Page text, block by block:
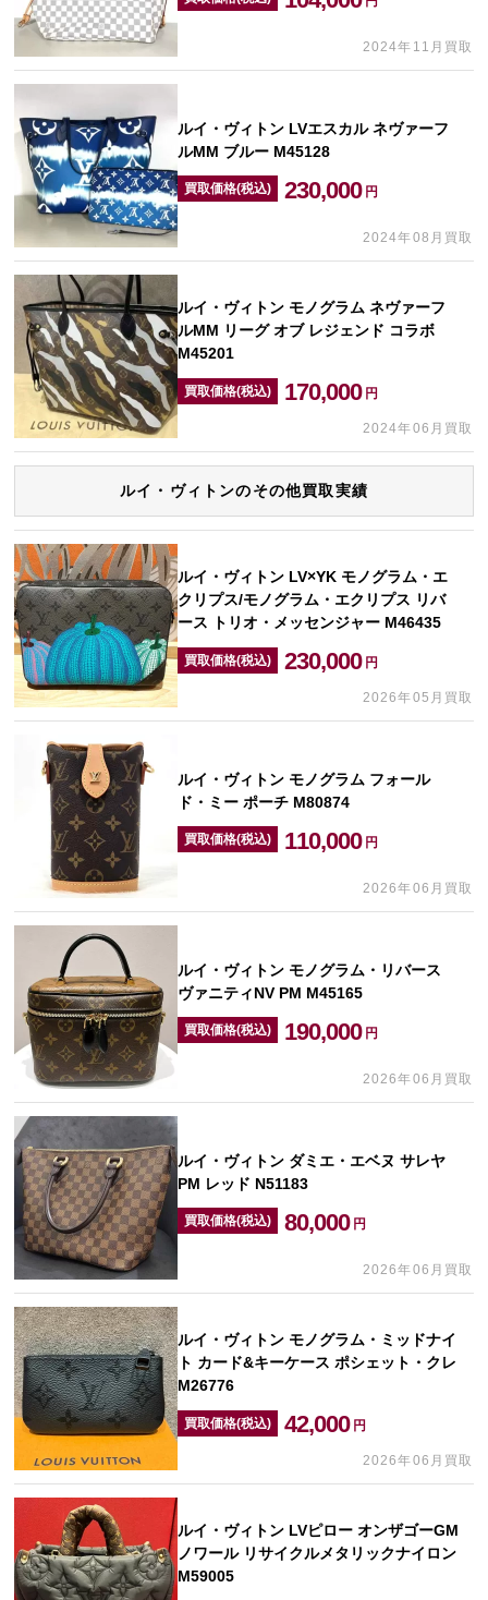
2024年11月買取
ルイ・ヴィトン LVエスカル ネヴァーフ
ルMM ブルー M45128
買取価格(税込) 230,000 円
2024年08月買取
ルイ・ヴィトン モノグラム ネヴァーフ
ルMM リーグ オブ レジェンド コラボ
M45201
買取価格(税込) 170,000 円
2024年06月買取
ルイ・ヴィトンのその他買取実績
ルイ・ヴィトン LV×YK モノグラム・エ
クリプス/モノグラム・エクリプス リバ
ース トリオ・メッセンジャー M46435
買取価格(税込) 230,000 円
2026年05月買取
ルイ・ヴィトン モノグラム フォール
ド・ミー ポーチ M80874
買取価格(税込) 110,000 円
2026年06月買取
ルイ・ヴィトン モノグラム・リバース
ヴァニティNV PM M45165
買取価格(税込) 190,000 円
2026年06月買取
ルイ・ヴィトン ダミエ・エベヌ サレヤ
PM レッド N51183
買取価格(税込) 80,000 円
2026年06月買取
ルイ・ヴィトン モノグラム・ミッドナイ
ト カード&キーケース ポシェット・クレ
M26776
買取価格(税込) 42,000 円
2026年06月買取
ルイ・ヴィトン LVピロー オンザゴーGM
ノワール リサイクルメタリックナイロン
M59005